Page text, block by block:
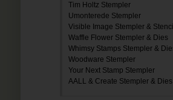
Tim Holtz Stempler
Umonterede Stempler
Visible Image Stempler &
Waffle Flower Stempler & Dies
Whimsy Stamps Stempler &
Woodware Stempler
Your Next Stamp Stempler
AALL & Create Stempler & Dies